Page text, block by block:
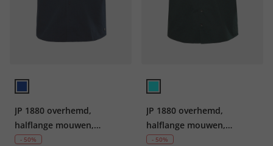
JP 1880 overhemd,
halflange mouwen,
seersucker, Cubaanse
- 50%
JP 1880 overhemd,
halflange mouwen,
bloemenprint, Cubaanse
- 50%